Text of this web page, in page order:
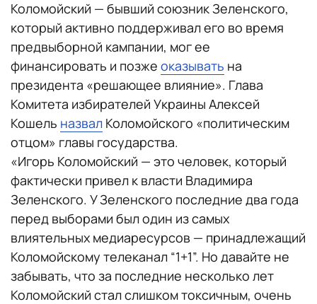
Коломойский — бывший союзник Зеленского,
который активно поддерживал его во время
предвыборной кампании, мог ее
финансировать и позже оказывать на
президента «решающее влияние». Глава
Комитета избирателей Украины Алексей
Кошель назвал Коломойского «политическим
отцом» главы государства.
«Игорь Коломойский — это человек, который
фактически привел к власти Владимира
Зеленского. У Зеленского последние два года
перед выборами был один из самых
влиятельных медиаресурсов — принадлежащий
Коломойскому телеканал “1+1”. Но давайте не
забывать, что за последние несколько лет
Коломойский стал слишком токсичным, очень